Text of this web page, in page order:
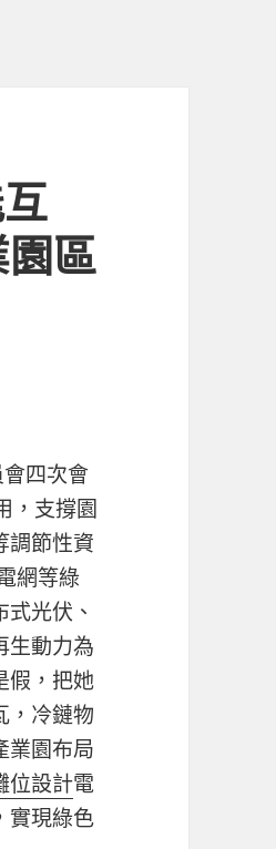
區
四次會
，支撐園
調節性資
網等綠
光伏、
生動力為
假，把她
，冷鏈物
業園布局
位設計電
實現綠色